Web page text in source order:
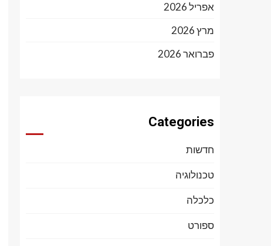
אפריל 2026
מרץ 2026
פברואר 2026
Categories
חדשות
טכנולוגיה
כלכלה
ספורט